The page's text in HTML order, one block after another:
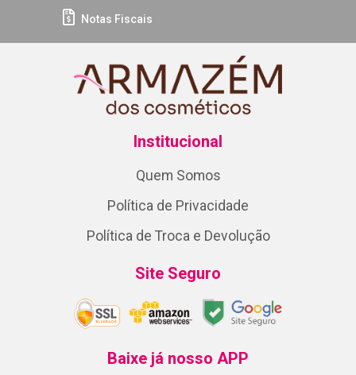
Notas Fiscais
Institucional
Quem Somos
Política de Privacidade
Política de Troca e Devolução
Site Seguro
Baixe já nosso APP